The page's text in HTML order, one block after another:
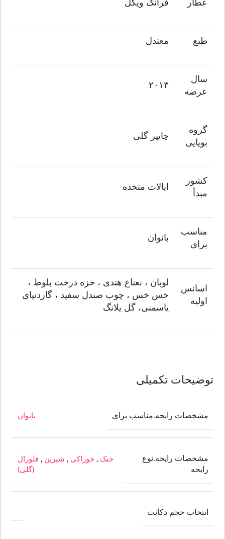
عطار فرانک ویکل
طبع معتدل
سال
عرضه
۲۰۱۳
گروه
بویایی
چایپر گلی
کشور
مبدأ
ایالات متحده
مناسب
برای
بانوان
اسانس
اولیه
لوبان ، نعناع هندی ، خزه درخت بلوط ،
خس خس ، چوب صندل سفید ، گاردنیای
یاسمنی، گل یلانگ
توضیحات تکمیلی
مشخصات رایحه.مناسب برای بانوان
مشخصات رایحه.نوع
رایحه
خنک , خوراکی , شیرین , فلورال
(گلی)
انتخاب حجم دکانت